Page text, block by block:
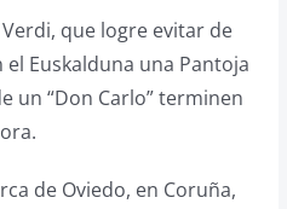
que logre evitar de
Euskalduna una Pantoja
un “Don Carlo” terminen
de Oviedo, en Coruña,